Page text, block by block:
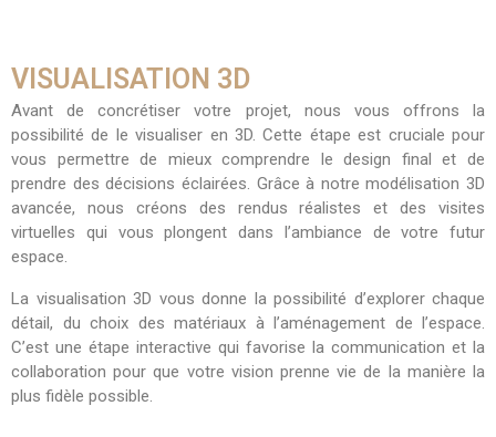
VISUALISATION 3D
Avant de concrétiser votre projet, nous vous offrons la
possibilité de le visualiser en 3D. Cette étape est cruciale pour
vous permettre de mieux comprendre le design final et de
prendre des décisions éclairées. Grâce à notre modélisation 3D
avancée, nous créons des rendus réalistes et des visites
virtuelles qui vous plongent dans l’ambiance de votre futur
espace.
La visualisation 3D vous donne la possibilité d’explorer chaque
détail, du choix des matériaux à l’aménagement de l’espace.
C’est une étape interactive qui favorise la communication et la
collaboration pour que votre vision prenne vie de la manière la
plus fidèle possible.